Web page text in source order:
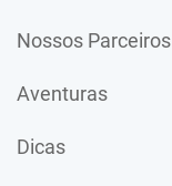
Nossos Parceiros
Aventuras
Dicas